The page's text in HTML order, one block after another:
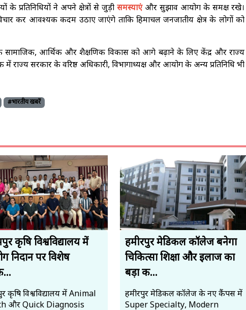
के प्रतिनिधियों ने अपने क्षेत्रों से जुड़ी समस्याएं और सुझाव आयोग के समक्ष रखे।
कर आवश्यक कदम उठाए जाएंगे ताकि हिमाचल जनजातीय क्षेत्र के लोगों को
सामाजिक, आर्थिक और शैक्षणिक विकास को आगे बढ़ाने के लिए केंद्र और राज्य
राज्य सरकार के वरिष्ठ अधिकारी, विभागाध्यक्ष और आयोग के अन्य प्रतिनिधि भी
#भारतीय खबरें
कृषि विश्वविद्यालय में
निदान पर विशेष
कृषि विश्वविद्यालय में Animal
और Quick Diagnosis
हमीरपुर मेडिकल कॉलेज बनेगा
चिकित्सा शिक्षा और इलाज का
बड़ा क...
हमीरपुर मेडिकल कॉलेज के नए कैंपस में
Super Specialty, Modern